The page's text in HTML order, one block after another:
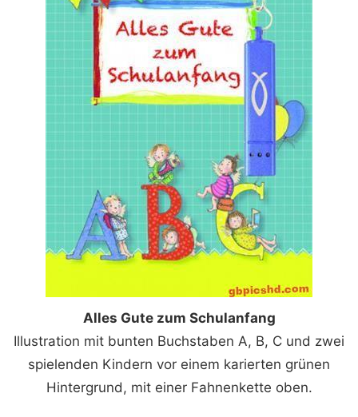
Alles Gute zum Schulanfang
Illustration mit bunten Buchstaben A, B, C und zwei
spielenden Kindern vor einem karierten grünen
Hintergrund, mit einer Fahnenkette oben.